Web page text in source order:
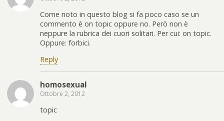
Come noto in questo blog si fa poco caso se un
commento è on topic oppure no. Però non è
neppure la rubrica dei cuori solitari. Per cui: on topic.
Oppure: forbici.
Reply
homosexual
Ottobre 2, 2012
topic